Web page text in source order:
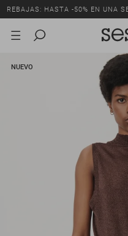
REBAJAS: HASTA -50% EN UNA
NUEVO